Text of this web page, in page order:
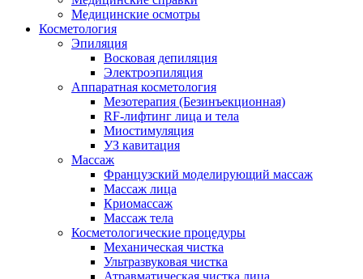
Медицинские осмотры
Косметология
Эпиляция
Восковая депиляция
Электроэпиляция
Аппаратная косметология
Мезотерапия (Безинъекционная)
RF-лифтинг лица и тела
Миостимуляция
УЗ кавитация
Массаж
Французский моделирующий массаж
Массаж лица
Криомассаж
Массаж тела
Косметологические процедуры
Механическая чистка
Ультразвуковая чистка
Атравматическая чистка лица